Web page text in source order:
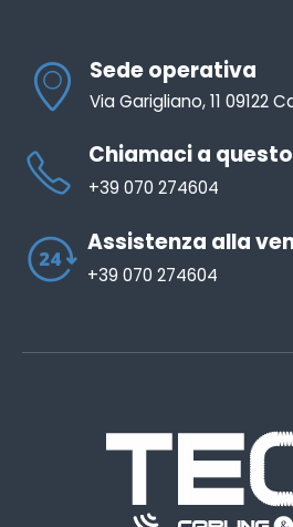
Sede operativa
Via Garigliano, 11 09122
Chiamaci a
+39 070 274604
Assistenza alla
+39 070 274604